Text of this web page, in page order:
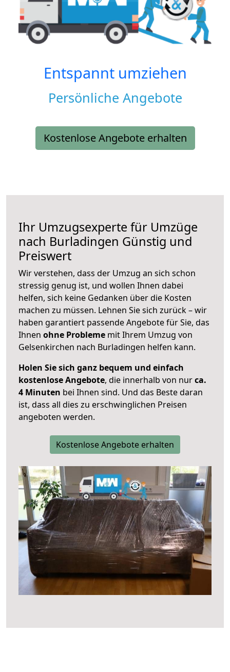
Entspannt umziehen
Persönliche Angebote
Kostenlose Angebote erhalten
Ihr Umzugsexperte für Umzüge
nach Burladingen Günstig und
Preiswert
Wir verstehen, dass der Umzug an sich schon
stressig genug ist, und wollen Ihnen dabei
helfen, sich keine Gedanken über die Kosten
machen zu müssen. Lehnen Sie sich zurück – wir
haben garantiert passende Angebote für Sie, das
Ihnen ohne Probleme mit Ihrem Umzug von
Gelsenkirchen nach Burladingen helfen kann.
Holen Sie sich ganz bequem und einfach
kostenlose Angebote, die innerhalb von nurca.
4 Minuten bei Ihnen sind. Und das Beste daran
ist, dass all dies zu erschwinglichen Preisen
angeboten werden.
Kostenlose Angebote erhalten